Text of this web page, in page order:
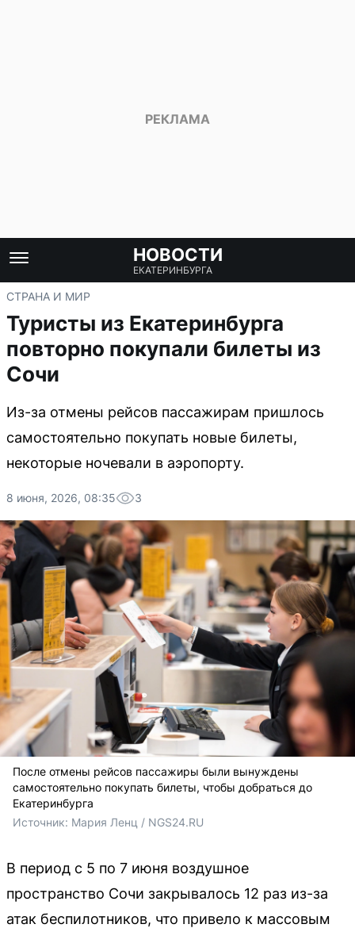
НОВОСТИ
ЕКАТЕРИНБУРГА
СТРАНА И МИР
Туристы из Екатеринбурга
повторно покупали билеты из
Сочи
Из-за отмены рейсов пассажирам пришлось
самостоятельно покупать новые билеты,
некоторые ночевали в аэропорту.
8 июня, 2026, 08:35 3
После отмены рейсов пассажиры были вынуждены
самостоятельно покупать билеты, чтобы добраться до
Екатеринбурга
Источник: Мария Ленц / NGS24.RU
В период с 5 по 7 июня воздушное
пространство Сочи закрывалось 12 раз из-за
атак беспилотников, что привело к массовым